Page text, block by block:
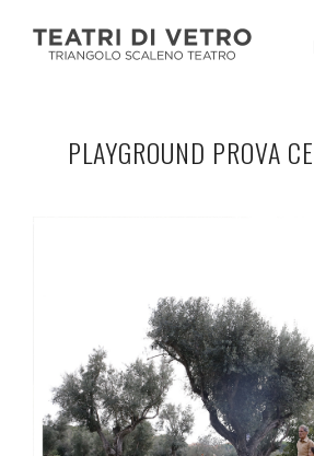
PLAYGROUND PROVA